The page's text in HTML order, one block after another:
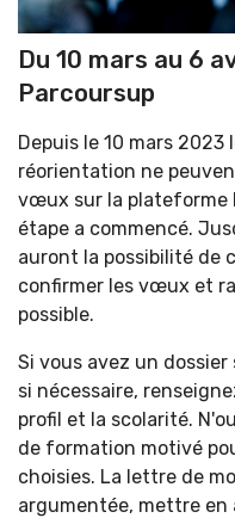
Du 10 mars au 6
Parcoursup
Depuis le 10 mars
réorientation ne
vœux sur la plateforme
étape a commencé.
auront la possibilité de
confirmer les vœux et
possible.
Si vous avez un
si nécessaire,
profil et la scolarité.
de formation motivé
choisies. La lettre de
argumentée, mettre en